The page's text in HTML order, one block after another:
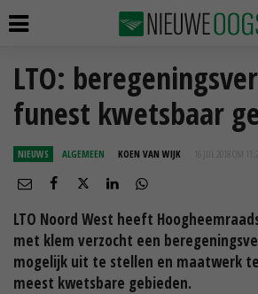
LTO:
funest kwetsbaar
NIEUWS ALGEMEEN KOEN VAN WIJK 16 JUL 2018 OM 11:20
LTO Noord West heeft
met klem verzocht een
mogelijk uit te stellen en maatwerk
meest kwetsbare gebieden.